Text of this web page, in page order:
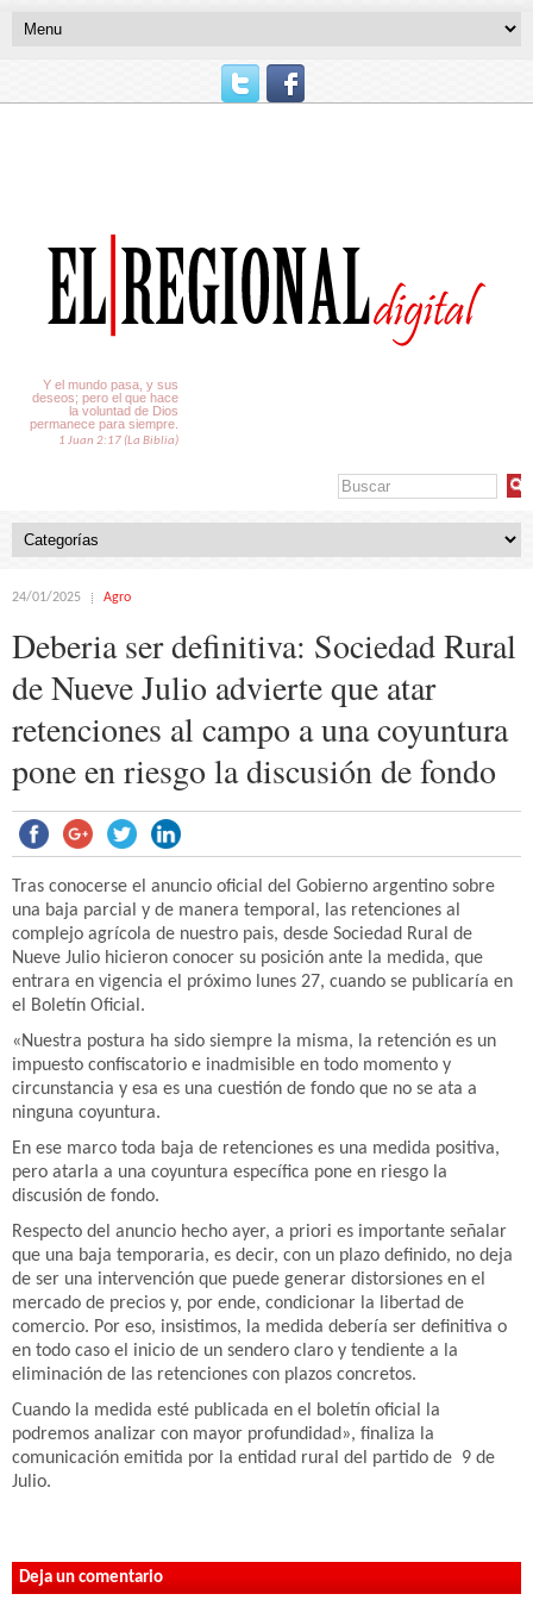
Y el mundo pasa, y sus
deseos; pero el que hace
la voluntad de Dios
permanece para siempre.
1 Juan 2:17 (La Biblia)
24/01/2025 Agro
Deberia ser definitiva: Sociedad Rural
de Nueve Julio advierte que atar
retenciones al campo a una coyuntura
pone en riesgo la discusión de fondo
Tras conocerse el anuncio oficial del Gobierno argentino sobre
una baja parcial y de manera temporal, las retenciones al
complejo agrícola de nuestro pais, desde Sociedad Rural de
Nueve Julio hicieron conocer su posición ante la medida, que
entrara en vigencia el próximo lunes 27, cuando se publicaría en
el Boletín Oficial.
«Nuestra postura ha sido siempre la misma, la retención es un
impuesto confiscatorio e inadmisible en todo momento y
circunstancia y esa es una cuestión de fondo que no se ata a
ninguna coyuntura.
En ese marco toda baja de retenciones es una medida positiva,
pero atarla a una coyuntura específica pone en riesgo la
discusión de fondo.
Respecto del anuncio hecho ayer, a priori es importante señalar
que una baja temporaria, es decir, con un plazo definido, no deja
de ser una intervención que puede generar distorsiones en el
mercado de precios y, por ende, condicionar la libertad de
comercio. Por eso, insistimos, la medida debería ser definitiva o
en todo caso el inicio de un sendero claro y tendiente a la
eliminación de las retenciones con plazos concretos.
Cuando la medida esté publicada en el boletín oficial la
podremos analizar con mayor profundidad», finaliza la
comunicación emitida por la entidad rural del partido de 9 de
Julio.
Deja un comentario